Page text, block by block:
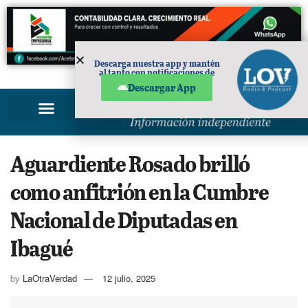
PUBLICIDAD
Aguardiente Rosado brilló
como anfitrión en la Cumbre
Nacional de Diputadas en
Ibagué
by LaOtraVerdad 12 julio, 2025
Descarga nuestra app y mantén
al tanto con notificaciones de
Descargar App